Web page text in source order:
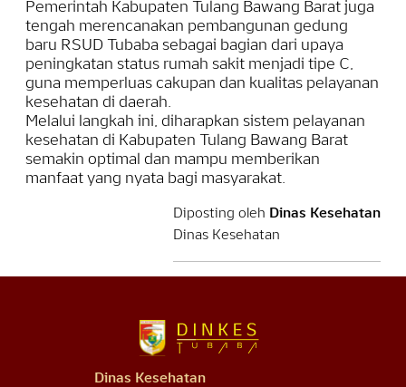
Pemerintah Kabupaten Tulang Bawang Barat juga
tengah merencanakan pembangunan gedung
baru RSUD Tubaba sebagai bagian dari upaya
peningkatan status rumah sakit menjadi tipe C,
guna memperluas cakupan dan kualitas pelayanan
kesehatan di daerah.
Melalui langkah ini, diharapkan sistem pelayanan
kesehatan di Kabupaten Tulang Bawang Barat
semakin optimal dan mampu memberikan
manfaat yang nyata bagi masyarakat.
Diposting oleh Dinas Kesehatan
Dinas Kesehatan
Dinas Kesehatan